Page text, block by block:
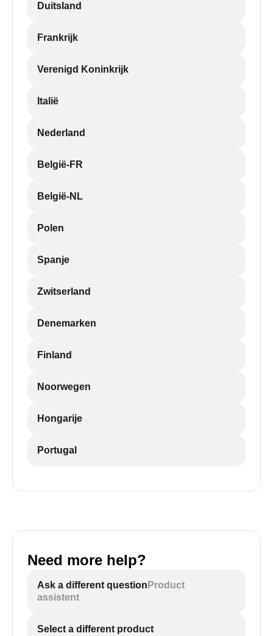
Duitsland
Frankrijk
Verenigd Koninkrijk
Italië
Nederland
België-FR
België-NL
Polen
Spanje
Zwitserland
Denemarken
Finland
Noorwegen
Hongarije
Portugal
Need more help?
Ask a different question Product
assistent
Select a different product